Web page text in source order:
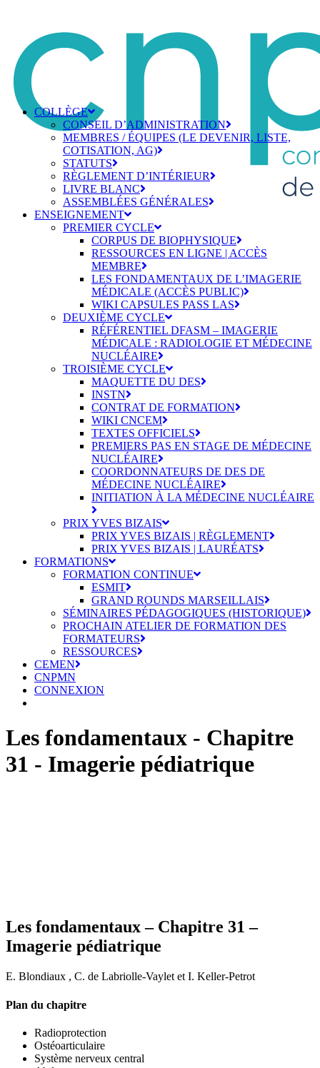
COLLÈGE
CONSEIL D’ADMINISTRATION
MEMBRES / ÉQUIPES (LE DEVENIR, LISTE,
COTISATION, AG)
STATUTS
RÈGLEMENT D’INTÉRIEUR
LIVRE BLANC
ASSEMBLÉES GÉNÉRALES
ENSEIGNEMENT
PREMIER CYCLE
CORPUS DE BIOPHYSIQUE
RESSOURCES EN LIGNE | ACCÈS
MEMBRE
LES FONDAMENTAUX DE L’IMAGERIE
MÉDICALE (ACCÈS PUBLIC)
WIKI CAPSULES PASS LAS
DEUXIÈME CYCLE
RÉFÉRENTIEL DFASM – IMAGERIE
MÉDICALE : RADIOLOGIE ET MÉDECINE
NUCLÉAIRE
TROISIÈME CYCLE
MAQUETTE DU DES
INSTN
CONTRAT DE FORMATION
WIKI CNCEM
TEXTES OFFICIELS
PREMIERS PAS EN STAGE DE MÉDECINE
NUCLÉAIRE
COORDONNATEURS DE DES DE
MÉDECINE NUCLÉAIRE
INITIATION À LA MÉDECINE NUCLÉAIRE
PRIX YVES BIZAIS
PRIX YVES BIZAIS | RÈGLEMENT
PRIX YVES BIZAIS | LAURÉATS
FORMATIONS
FORMATION CONTINUE
ESMIT
GRAND ROUNDS MARSEILLAIS
SÉMINAIRES PÉDAGOGIQUES (HISTORIQUE)
PROCHAIN ATELIER DE FORMATION DES
FORMATEURS
RESSOURCES
CEMEN
CNPMN
CONNEXION
Les fondamentaux - Chapitre
31 - Imagerie pédiatrique
Les fondamentaux – Chapitre 31 –
Imagerie pédiatrique
E. Blondiaux , C. de Labriolle-Vaylet et I. Keller-Petrot
Plan du chapitre
Radioprotection
Ostéoarticulaire
Système nerveux central